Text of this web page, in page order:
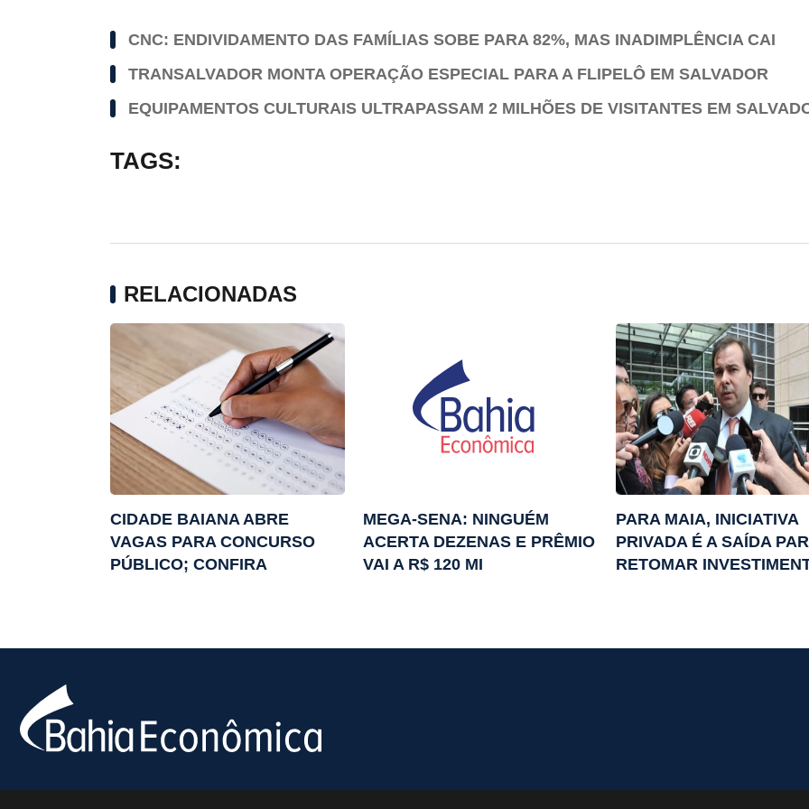
CNC: ENDIVIDAMENTO DAS FAMÍLIAS SOBE PARA 82%, MAS INADIMPLÊNCIA CAI
TRANSALVADOR MONTA OPERAÇÃO ESPECIAL PARA A FLIPELÔ EM SALVADOR
EQUIPAMENTOS CULTURAIS ULTRAPASSAM 2 MILHÕES DE VISITANTES EM
TAGS:
RELACIONADAS
CIDADE BAIANA ABRE
VAGAS PARA CONCURSO
PÚBLICO; CONFIRA
MEGA-SENA: NINGUÉM
ACERTA DEZENAS E PRÊMIO
VAI A R$ 120 MI
PARA MAIA, INICIATIVA
PRIVADA É A SAÍDA
RETOMAR